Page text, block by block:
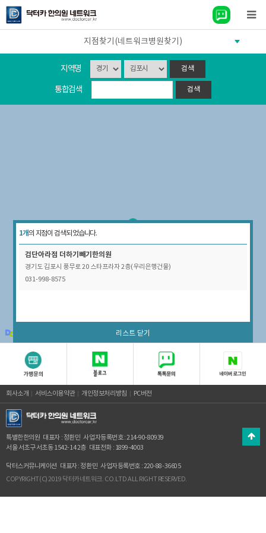
지점찾기(네트워크병원찾기)
지역명
통합검색
1개의 지점이 검색 되었습니다.
검단아라점 더하기빼기한의원
경기도 김포시 풍무로 20 스타프라자 2층(우리은행건물)
031-998-8575
리스트 닫기
회사소개 서비스이용약관 개인정보처리방침 PC버전
특별한한의원 대표자 : 정환민 사업자등록번호 : 214-90-80939
서울 서초구 서초동 1542-14 2층 대표전화 : 1899-4003
닥터스커뮤니케이션 대표자 : 정환민 사업자등록번호 : 220-88-36605
COPYRIGHT(C) 2019 닥터카네트워크. CO.LTD ALL RIGHT RESERVED.